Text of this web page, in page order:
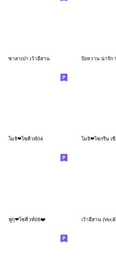
ซาลาเปา เว้าอีสาน ปังหวาน น่ารัก !
โมจิ❤โซคิ้วท์04
ฟูกุ❤โซคิ้วท์06❤️